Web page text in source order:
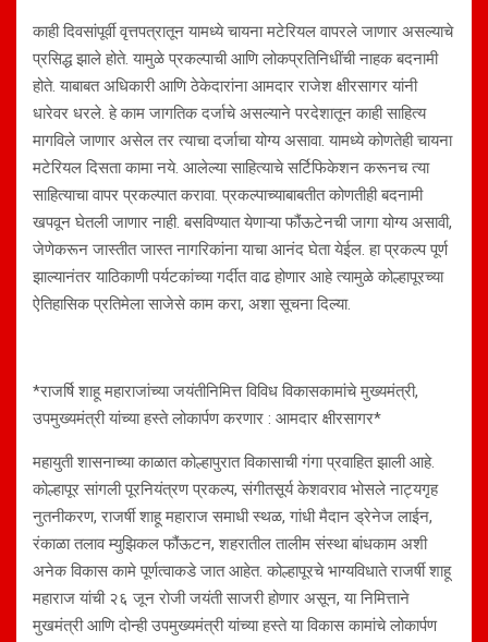
काही दिवसांपूर्वी वृत्तपत्रातून यामध्ये चायना मटेरियल वापरले जाणार असल्याचे
प्रसिद्ध झाले होते. यामुळे प्रकल्पाची आणि लोकप्रतिनिधींची नाहक बदनामी
होते. याबाबत अधिकारी आणि ठेकेदारांना आमदार राजेश क्षीरसागर यांनी
धारेवर धरले. हे काम जागतिक दर्जाचे असल्याने परदेशातून काही साहित्य
मागविले जाणार असेल तर त्याचा दर्जाचा योग्य असावा. यामध्ये कोणतेही चायना
मटेरियल दिसता कामा नये. आलेल्या साहित्याचे सर्टिफिकेशन करूनच त्या
साहित्याचा वापर प्रकल्पात करावा. प्रकल्पाच्याबाबतीत कोणतीही बदनामी
खपवून घेतली जाणार नाही. बसविण्यात येणाऱ्या फौंऊटेनची जागा योग्य असावी,
जेणेकरून जास्तीत जास्त नागरिकांना याचा आनंद घेता येईल. हा प्रकल्प पूर्ण
झाल्यानंतर याठिकाणी पर्यटकांच्या गर्दीत वाढ होणार आहे त्यामुळे कोल्हापूरच्या
ऐतिहासिक प्रतिमेला साजेसे काम करा, अशा सूचना दिल्या.
*राजर्षि शाहू महाराजांच्या जयंतीनिमित्त विविध विकासकामांचे मुख्यमंत्री,
उपमुख्यमंत्री यांच्या हस्ते लोकार्पण करणार : आमदार क्षीरसागर*
महायुती शासनाच्या काळात कोल्हापुरात विकासाची गंगा प्रवाहित झाली आहे.
कोल्हापूर सांगली पूरनियंत्रण प्रकल्प, संगीतसूर्य केशवराव भोसले नाट्यगृह
नुतनीकरण, राजर्षी शाहू महाराज समाधी स्थळ, गांधी मैदान ड्रेनेज लाईन,
रंकाळा तलाव म्युझिकल फौंऊटन, शहरातील तालीम संस्था बांधकाम अशी
अनेक विकास कामे पूर्णत्वाकडे जात आहेत. कोल्हापूरचे भाग्यविधाते राजर्षी शाहू
महाराज यांची २६ जून रोजी जयंती साजरी होणार असून, या निमित्ताने
मुखमंत्री आणि दोन्ही उपमुख्यमंत्री यांच्या हस्ते या विकास कामांचे लोकार्पण